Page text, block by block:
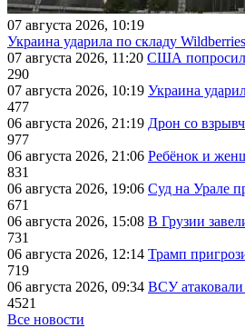
07 августа 2026, 10:19
Украина ударила по складу
07 августа 2026, 11:20 США
290
07 августа 2026, 10:19 Украина
477
06 августа 2026, 21:19 Дрон со
977
06 августа 2026, 21:06 Ребёнок и
831
06 августа 2026, 19:06 Суд на Урале
671
06 августа 2026, 15:08 В Грузии
731
06 августа 2026, 12:14 Трамп
719
06 августа 2026, 09:34 ВСУ
4521
Все новости